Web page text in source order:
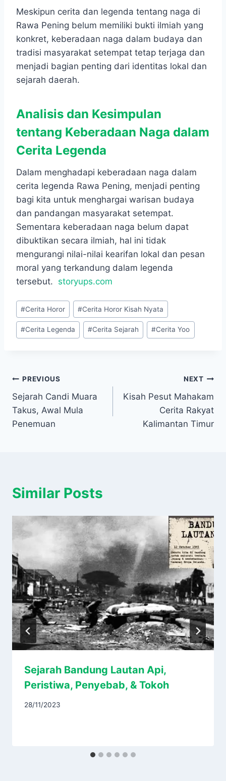
Meskipun cerita dan legenda tentang naga di
Rawa Pening belum memiliki bukti ilmiah yang
konkret, keberadaan naga dalam budaya dan
tradisi masyarakat setempat tetap terjaga dan
menjadi bagian penting dari identitas lokal dan
sejarah daerah.
Analisis dan Kesimpulan
tentang Keberadaan Naga dalam
Cerita Legenda
Dalam menghadapi keberadaan naga dalam
cerita legenda Rawa Pening, menjadi penting
bagi kita untuk menghargai warisan budaya
dan pandangan masyarakat setempat.
Sementara keberadaan naga belum dapat
dibuktikan secara ilmiah, hal ini tidak
mengurangi nilai-nilai kearifan lokal dan pesan
moral yang terkandung dalam legenda
tersebut. storyups.com
Post
Tags:
#Cerita Horor #Cerita Horor Kisah Nyata
#Cerita Legenda #Cerita Sejarah #Cerita Yoo
Navigasi
pos
PREVIOUS
Sejarah Candi Muara
Takus, Awal Mula
Penemuan
NEXT
Kisah Pesut Mahakam
Cerita Rakyat
Kalimantan Timur
Similar Posts
Sejarah Bandung Lautan Api,
Peristiwa, Penyebab, & Tokoh
28/11/2023